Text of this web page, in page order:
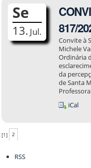
Se
13. Jul.
817/
Convite à
Michele
Ordinária
da
de Santa
iCal
[1] 2
do
RSS